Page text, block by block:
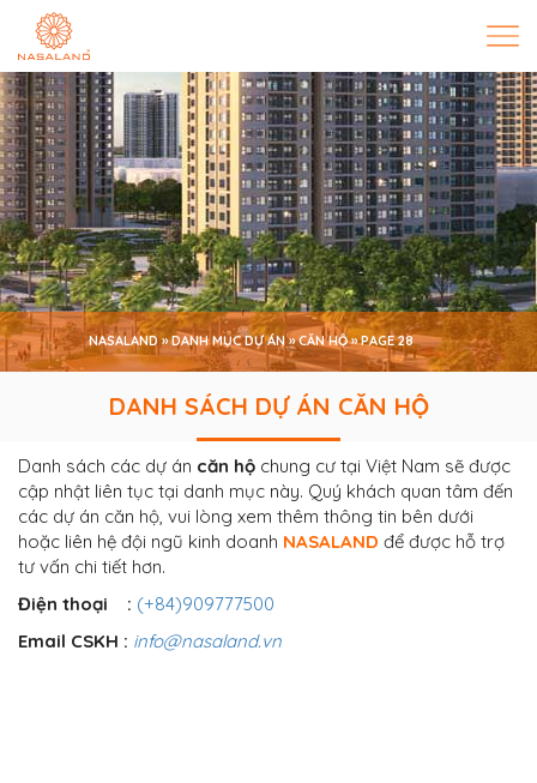
NASALAND»DANH MỤC DỰ ÁN»CĂN HỘ»PAGE 28
CĂN HỘ
DANH SÁCH DỰ ÁN CĂN HỘ
Danh sách các dự án căn hộ chung cư tại Việt Nam sẽ được
cập nhật liên tục tại danh mục này. Quý khách quan tâm đến
các dự án căn hộ, vui lòng xem thêm thông tin bên dưới
hoặc liên hệ đội ngũ kinh doanh NASALAND để được hỗ trợ
tư vấn chi tiết hơn.
Điện thoại : (+84)909777500
Email CSKH : info@nasaland.vn